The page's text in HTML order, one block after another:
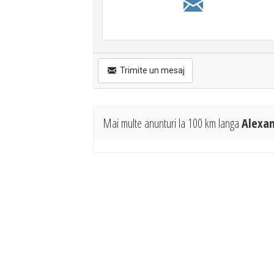
Trimite un mesaj
Mai multe anunturi la 100 km langa